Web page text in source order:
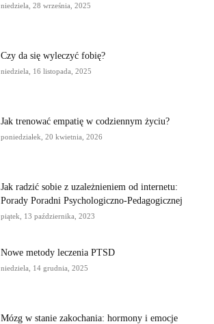
niedziela, 28 września, 2025
Czy da się wyleczyć fobię?
niedziela, 16 listopada, 2025
Jak trenować empatię w codziennym życiu?
poniedziałek, 20 kwietnia, 2026
Jak radzić sobie z uzależnieniem od internetu:
Porady Poradni Psychologiczno-Pedagogicznej
piątek, 13 października, 2023
Nowe metody leczenia PTSD
niedziela, 14 grudnia, 2025
Mózg w stanie zakochania: hormony i emocje